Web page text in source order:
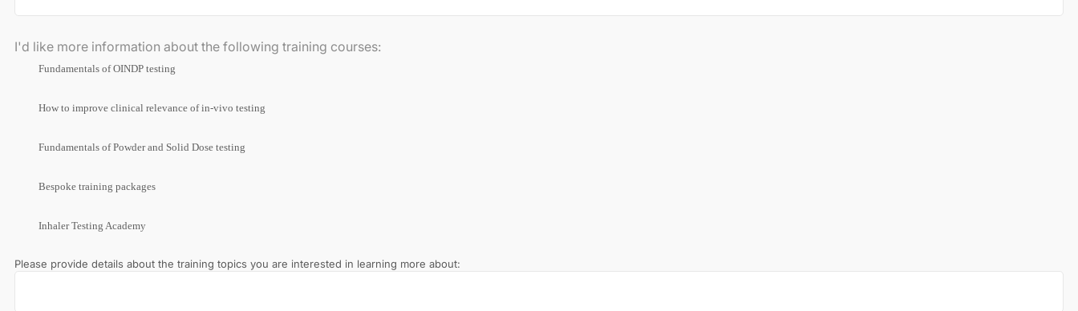
I'd like more information about the following training courses:
Fundamentals of OINDP testing
How to improve clinical relevance of in-vivo testing
Fundamentals of Powder and Solid Dose testing
Bespoke training packages
Inhaler Testing Academy
Please provide details about the training topics you are interested in learning more about: